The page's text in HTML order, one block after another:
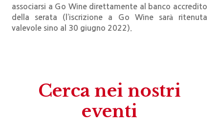
associarsi a Go Wine direttamente al banco accredito
della serata (l’iscrizione a Go Wine sarà ritenuta
valevole sino al 30 giugno 2022).
Cerca nei nostri
eventi